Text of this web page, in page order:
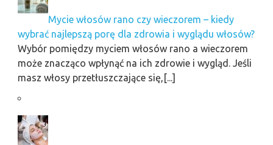
Mycie włosów rano czy wieczorem – kiedy
wybrać najlepszą porę dla zdrowia i wyglądu włosów?
Wybór pomiędzy myciem włosów rano a wieczorem
może znacząco wpłynąć na ich zdrowie i wygląd. Jeśli
masz włosy przetłuszczające się,[...]